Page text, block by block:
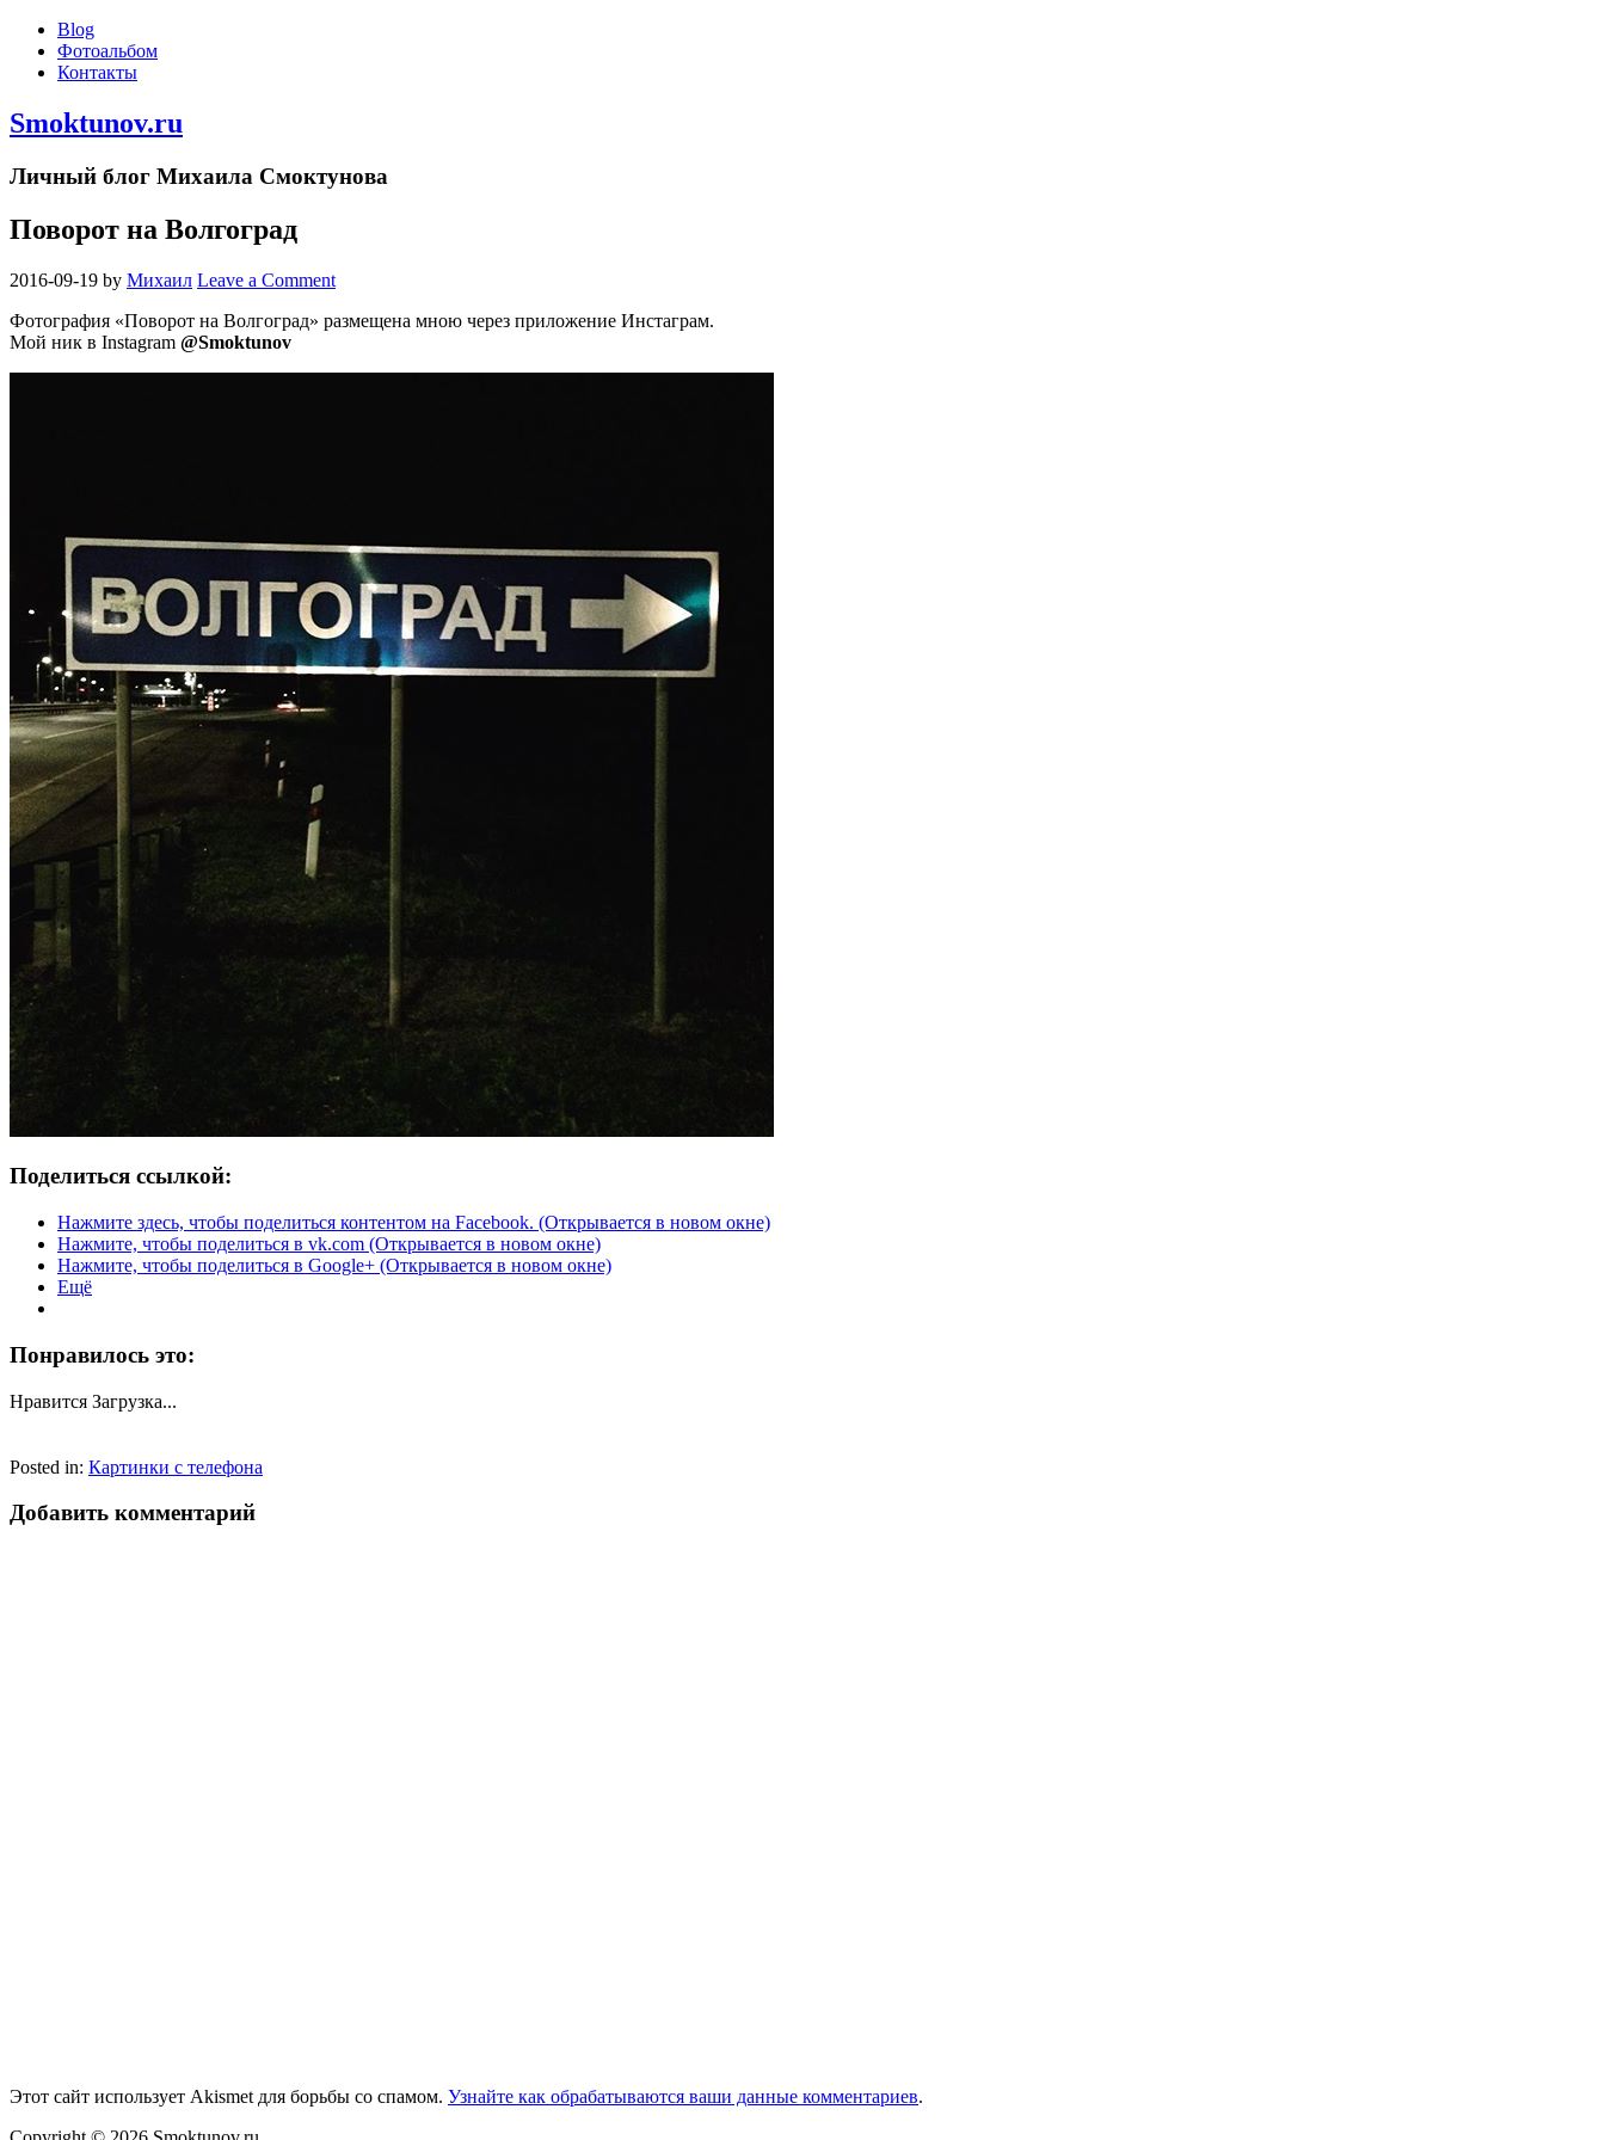
Blog
Фотоальбом
Контакты
Smoktunov.ru
Личный блог Михаила Смоктунова
Поворот на Волгоград
2016-09-19 by Михаил Leave a Comment
Фотография «Поворот на Волгоград» размещена мною через приложение Инстаграм.
Мой ник в Instagram @Smoktunov
Поделиться ссылкой:
Нажмите здесь, чтобы поделиться контентом на Facebook. (Открывается в новом окне)
Нажмите, чтобы поделиться в vk.com (Открывается в новом окне)
Нажмите, чтобы поделиться в Google+ (Открывается в новом окне)
Ещё
Понравилось это:
Нравится Загрузка...
Posted in: Картинки с телефона
Добавить комментарий
Этот сайт использует Akismet для борьбы со спамом. Узнайте как обрабатываются ваши данные комментариев.